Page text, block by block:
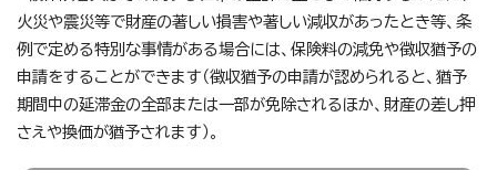
火災や震災等で財産の著しい損害や著しい減収があったとき等、条
例で定める特別な事情がある場合には、保険料の減免や徴収猶予の
申請をすることができます（徴収猶予の申請が認められると、猶予
期間中の延滞金の全部または一部が免除されるほか、財産の差し押
さえや換価が猶予されます）。